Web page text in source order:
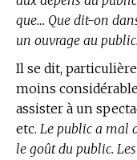
que… Que dit-on
un ouvrage au public.
Il se dit,
moins
assister à un
etc. Le public a mal
le goût du public.